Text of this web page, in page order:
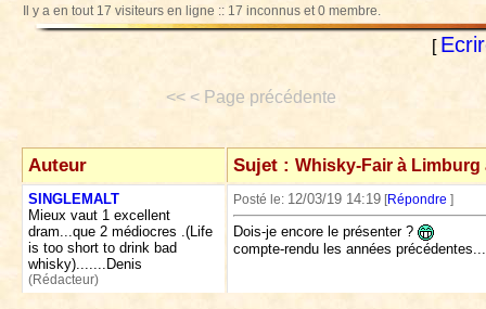
Il y a en tout 17 visiteurs en ligne :: 17 inconnus et 0 membre.
[
<< < Page précédente
Auteur Sujet : Whisky-Fair à Limburg
SINGLEMALT
Mieux vaut 1 excellent
dram...que 2 médiocres .(Life
is too short to drink bad
whisky).......Denis
(Rédacteur)
Posté le: 12/03/19 14:19 [Répondre ]
Dois-je encore le présenter ?
compte-rendu les années